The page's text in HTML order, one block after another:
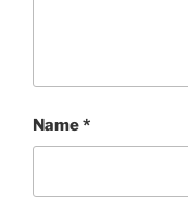
Name*